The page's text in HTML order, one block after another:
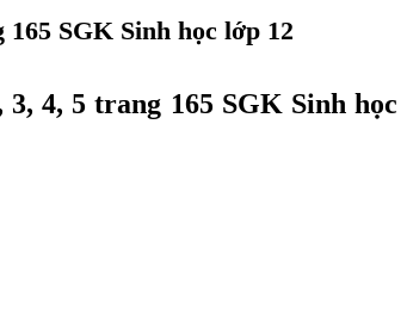
SGK Sinh học lớp 12
4, 5 trang 165 SGK Sinh học